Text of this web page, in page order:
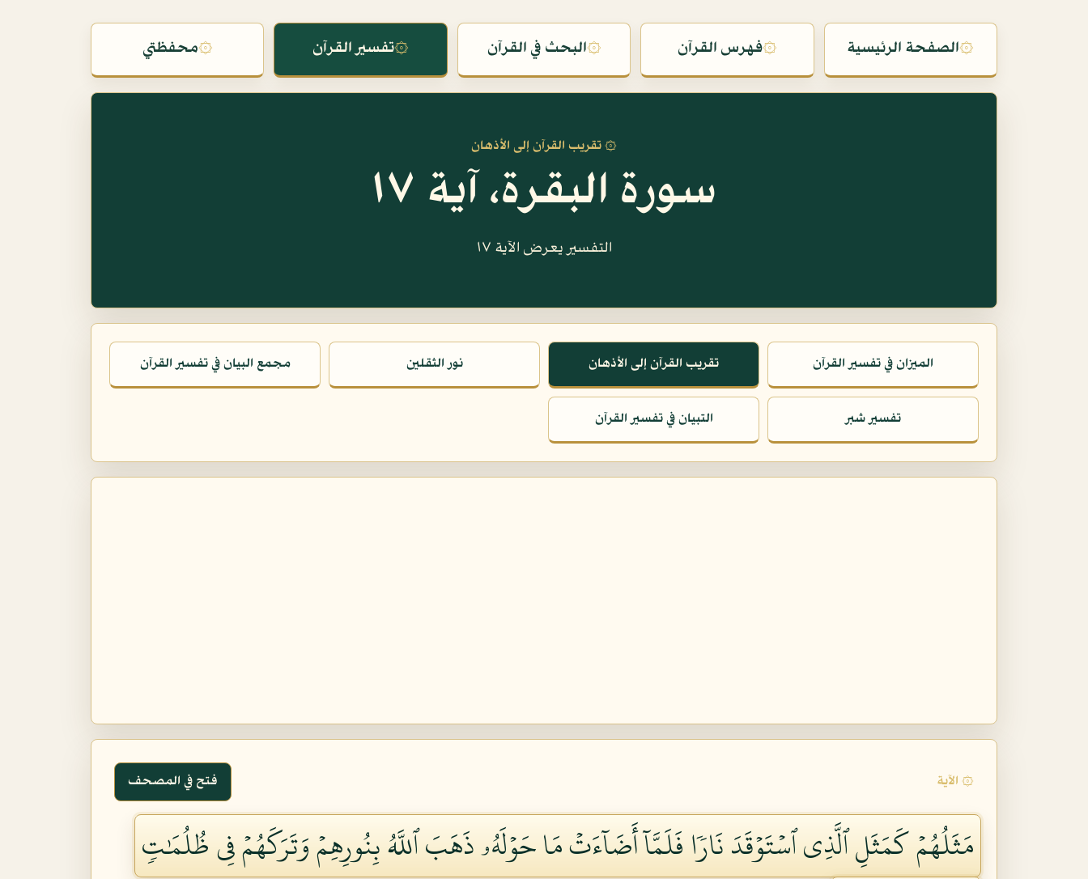
۞الصفحة الرئيسية ۞فهرس القرآن ۞البحث في القرآن ۞تفسير القرآن ۞محفظتي
۞ تقريب القرآن إلى الأذهان
سورة البقرة، آية ١٧
التفسير يعرض الآية ١٧
الميزان في تفسير القرآن تقريب القرآن إلى الأذهان نور الثقلين مجمع البيان في تفسير القرآن
تفسير شبر التبيان في تفسير القرآن
۞ الآية فتح في المصحف
مَثَلُهُمۡ كَمَثَلِ ٱلَّذِي ٱسۡتَوۡقَدَ نَارٗا فَلَمَّآ أَضَآءَتۡ مَا حَوۡلَهُۥ ذَهَبَ ٱللَّهُ بِنُورِهِمۡ وَتَرَكَهُمۡ فِي ظُلُمَٰتٖ